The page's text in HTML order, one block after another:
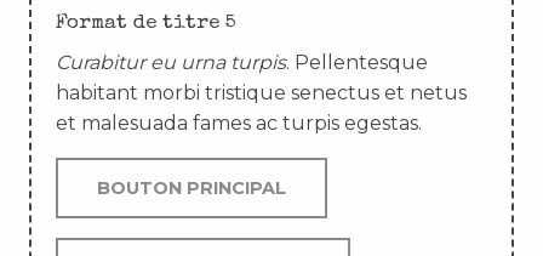
Format de titre 5
Curabitur eu urna turpis. Pellentesque
habitant morbi tristique senectus et netus
et malesuada fames ac turpis egestas.
BOUTON PRINCIPAL